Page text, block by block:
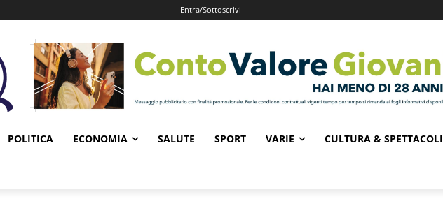
Entra/Sottoscrivi
POLITICA ECONOMIA SALUTE SPORT VARIE CULTURA & SPETTACOLI